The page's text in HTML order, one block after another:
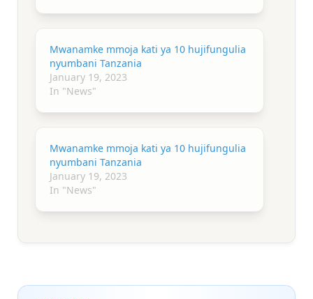
Mwanamke mmoja kati ya 10 hujifungulia
nyumbani Tanzania
January 19, 2023
In "News"
Mwanamke mmoja kati ya 10 hujifungulia
nyumbani Tanzania
January 19, 2023
In "News"